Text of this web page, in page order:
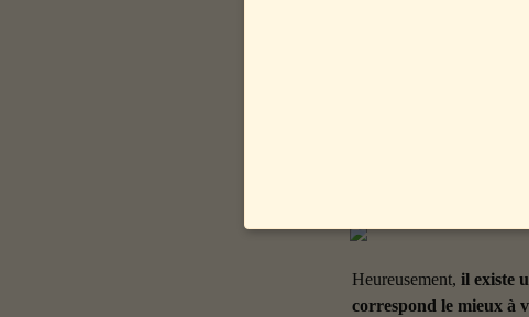
Pourtant, beaucoup
La micro-entreprise,
L’entreprise
limites se révèlent :
Heureusement, il existe
correspond le mieux à